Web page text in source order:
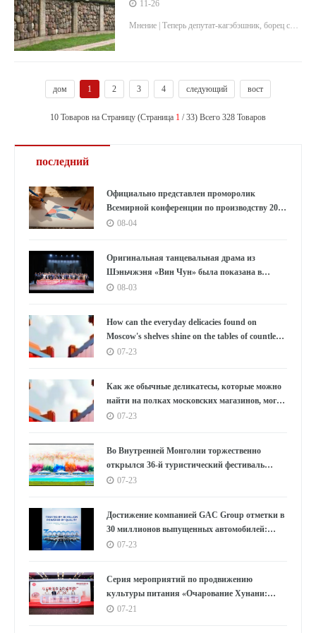
11-26
Мнение | Теперь депутат-кагэбэшник, борец с
финишную прямую в деле возвращения
памятника Дзержинскому на Лубянку.
дом 1 2 3 4 следующий вост
10 Товаров на Страницу (Страница 1 / 33) Всего 328 Товаров
последний
Официально представлен проморолик
Всемирной конференции по производству 2026
года: Аньхой направляет миру «приглашение
08-04
Оригинальная танцевальная драма из
Шэньчжэня «Вин Чун» была показана в
Южной Корее под бурные овации, используя
08-03
How can the everyday delicacies found on
Moscow's shelves shine on the tables of countless
households in the East?
07-23
Как же обычные деликатесы, которые можно
найти на полках московских магазинов, могут
украсить столы бесчисленных семей на
07-23
Во Внутренней Монголии торжественно
открылся 36-й туристический фестиваль
«Наадам»
07-23
Достижение компанией GAC Group отметки в
30 миллионов выпущенных автомобилей:
цифры, лежащие в основе концепции "GAC
07-23
Серия мероприятий по продвижению
культуры питания «Очарование Хунани:
вкусы Мавандуй» стартовала в Шанхае
07-21